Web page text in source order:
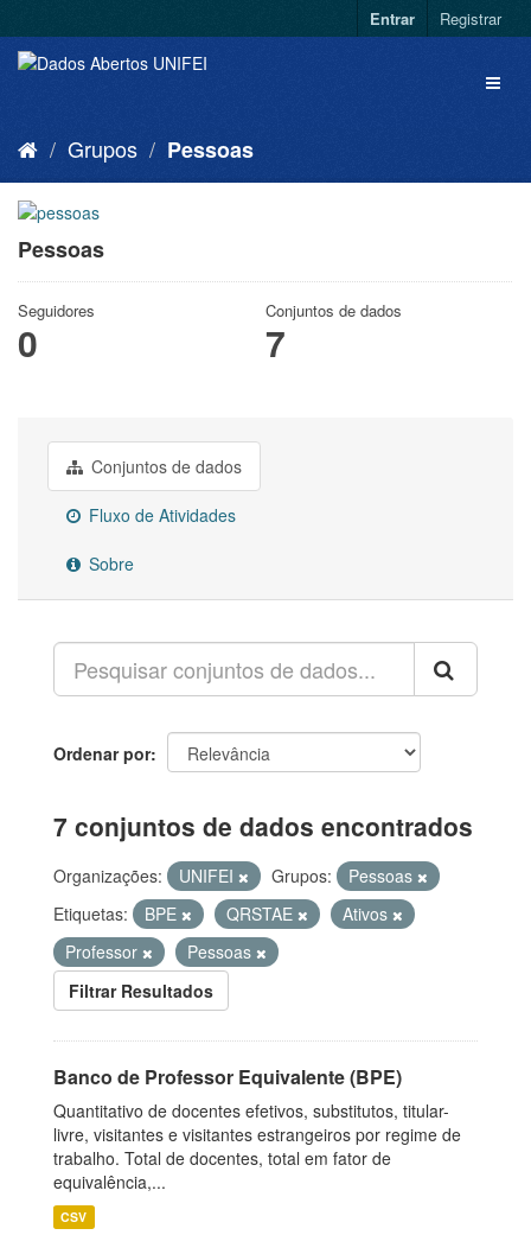
Entrar Registrar
Grupos Pessoas
Pessoas
Seguidores
0
Conjuntos de dados
7
Conjuntos de dados
Fluxo de Atividades
Sobre
Ordenar por
7 conjuntos de dados encontrados
Organizações: UNIFEI Grupos:
Pessoas
Etiquetas:
BPE QRSTAE
Ativos
Professor
Pessoas
Filtrar Resultados
Banco de Professor Equivalente (BPE)
Quantitativo de docentes efetivos, substitutos, titular-
livre, visitantes e visitantes estrangeiros por regime de
trabalho. Total de docentes, total em fator de
equivalência,...
CSV